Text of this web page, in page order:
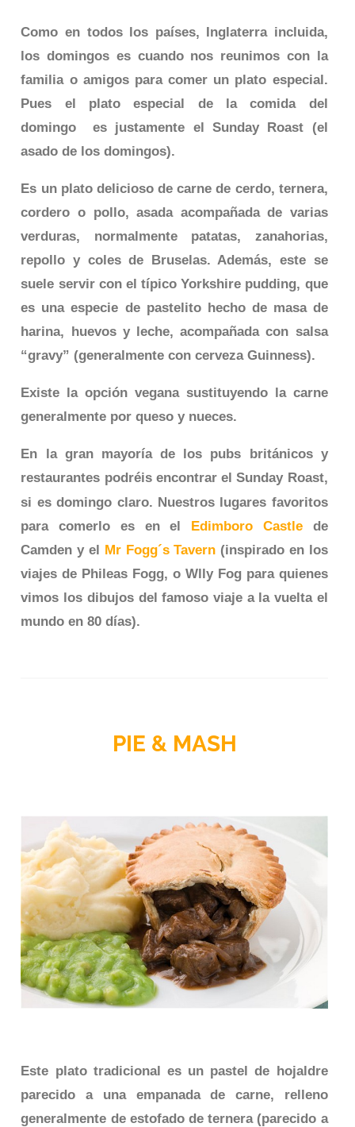
Como en todos los países, Inglaterra incluida,
los domingos es cuando nos reunimos con la
familia o amigos para comer un plato especial.
Pues el plato especial de la comida del
domingo es justamente el Sunday Roast (el
asado de los domingos).
Es un plato delicioso de carne de cerdo, ternera,
cordero o pollo, asada acompañada de varias
verduras, normalmente patatas, zanahorias,
repollo y coles de Bruselas. Además, este se
suele servir con el típico Yorkshire pudding, que
es una especie de pastelito hecho de masa de
harina, huevos y leche, acompañada con salsa
“gravy” (generalmente con cerveza Guinness).
Existe la opción vegana sustituyendo la carne
generalmente por queso y nueces.
En la gran mayoría de los pubs británicos y
restaurantes podréis encontrar el Sunday Roast,
si es domingo claro. Nuestros lugares favoritos
para comerlo es en el Edimboro Castlede
Camden y el Mr Fogg´s Tavern (inspirado en los
viajes de Phileas Fogg, o Wlly Fog para quienes
vimos los dibujos del famoso viaje a la vuelta el
mundo en 80 días).
PIE & MASH
Este plato tradicional es un pastel de hojaldre
parecido a una empanada de carne, relleno
generalmente de estofado de ternera (parecido a